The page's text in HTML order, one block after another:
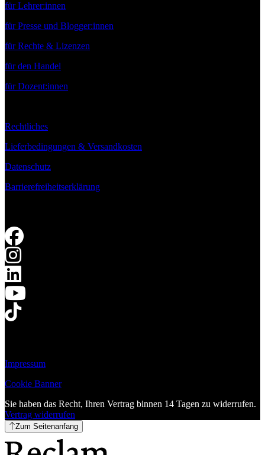
für Lehrer:innen
für Presse und Blogger:innen
für Rechte & Lizenzen
für den Handel
für Dozent:innen
Rechtliches
Lieferbedingungen & Versandkosten
Datenschutz
Barrierefreiheitserklärung
Impressum
Cookie Banner
Sie haben das Recht, Ihren Vertrag binnen 14 Tagen zu widerrufen.
Vertrag widerrufen
Zum Seitenanfang